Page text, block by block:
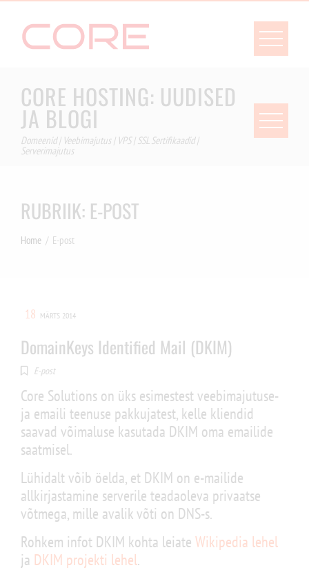
content
CORE HOSTING: UUDISED
JA BLOGI
Domeenid | Veebimajutus | VPS | SSL Sertifikaadid |
Serverimajutus
RUBRIIK: E-POST
Home E-post
18 MÄRTS 2014
DomainKeys Identified Mail (DKIM)
E-post
Core Solutions on üks esimestest veebimajutuse-
ja emaili teenuse pakkujatest, kelle kliendid
saavad võimaluse kasutada DKIM oma emailide
saatmisel.
Lühidalt võib öelda, et DKIM on e-mailide
allkirjastamine serverile teadaoleva privaatse
võtmega, mille avalik võti on DNS-s.
Rohkem infot DKIM kohta leiate Wikipedia lehel
ja DKIM projekti lehel.